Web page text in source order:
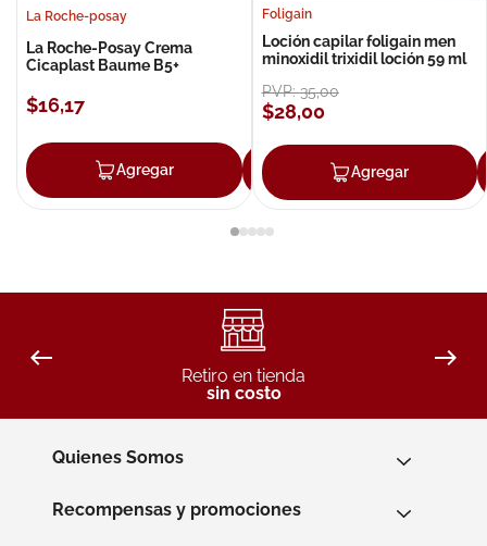
La Roche-posay
La Roche-Posay Crema
Cicaplast Baume B5+
$16,17
Agregar Agregar
Foligain
Loción capilar foligain men
minoxidil trixidil loción 59 ml
PVP:35,00
$28,00
Agregar
Retiro en tienda
sin costo
Quienes Somos
Recompensas y promociones